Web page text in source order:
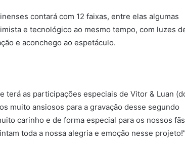
contará com 12 faixas, entre elas algumas
e tecnológico ao mesmo tempo, com luzes
e aconchego ao espetáculo.
terá as participações especiais de Vitor & Luan
muito ansiosos para a gravação desse segundo
carinho e de forma especial para os nossos
toda a nossa alegria e emoção nesse